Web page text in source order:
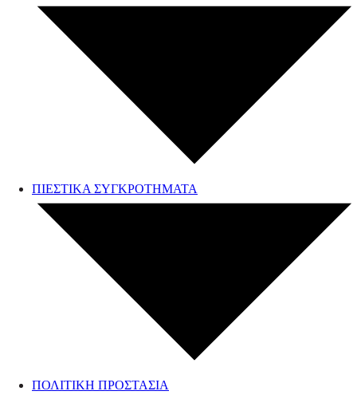
ΠΙΕΣΤΙΚΑ ΣΥΓΚΡΟΤΗΜΑΤΑ
ΠΟΛΙΤΙΚΗ ΠΡΟΣΤΑΣΙΑ